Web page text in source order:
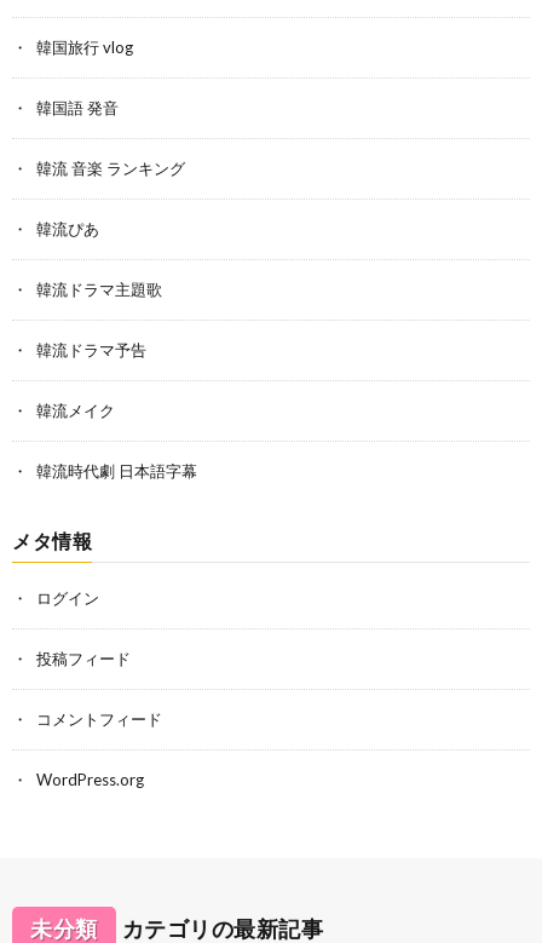
韓国旅行 vlog
韓国語 発音
韓流 音楽 ランキング
韓流ぴあ
韓流ドラマ主題歌
韓流ドラマ予告
韓流メイク
韓流時代劇 日本語字幕
メタ情報
ログイン
投稿フィード
コメントフィード
WordPress.org
未分類 カテゴリの最新記事